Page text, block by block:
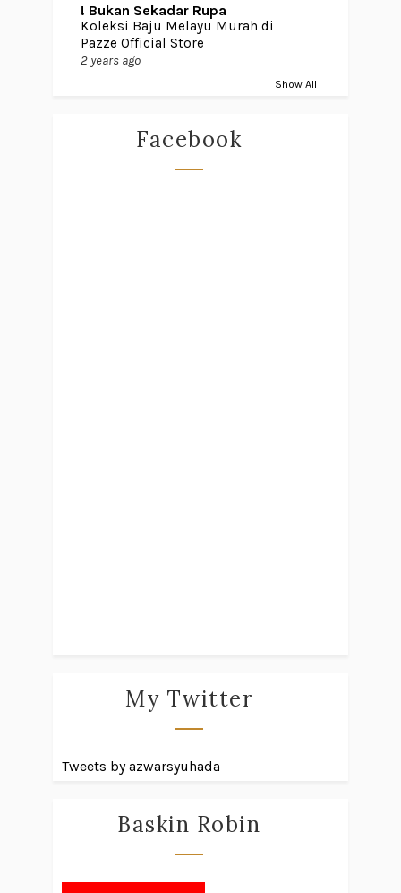
! Bukan Sekadar Rupa
Koleksi Baju Melayu Murah di
Pazze Official Store
2 years ago
Show All
Facebook
My Twitter
Tweets by azwarsyuhada
Baskin Robin